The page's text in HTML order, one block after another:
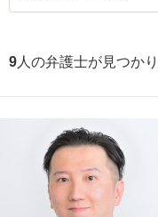
9 人の弁護士が見つか